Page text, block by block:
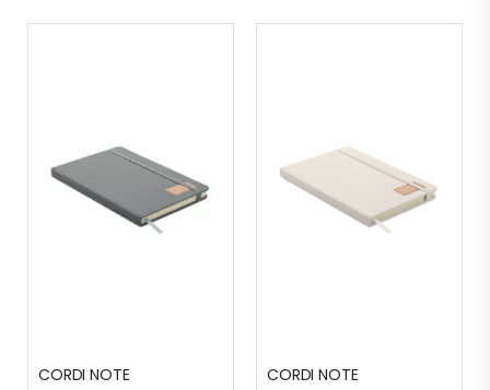
CORDI NOTE CORDI NOTE